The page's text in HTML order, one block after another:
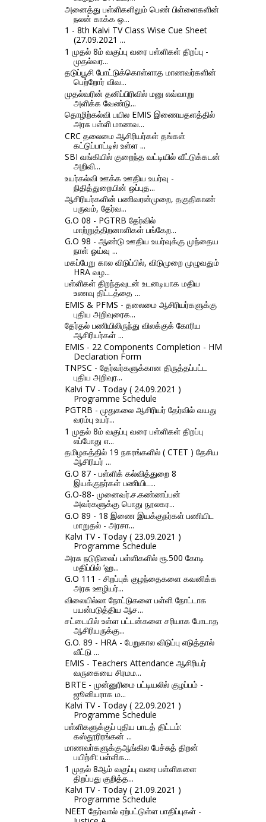
அனைத்து பள்ளிகளிலும் பெண் பிள்ளைகளின்
நலன் காக்க ஒ...
1 - 8th Kalvi TV Class Wise Cue Sheet
(27.09.2021 ...
1 முதல் 8ம் வகுப்பு வரை பள்ளிகள் திறப்பு -
முதல்வர...
தடுப்பூசி போட்டுக்கொள்ளாத மாணவர்களின்
பெற்றோர் விவ...
முதல்வரின் தனிப்பிரிவில் மனு எவ்வாறு
அளிக்க வேண்டு...
தொழிற்கல்வி பயில EMIS இணையதளத்தில்
அரசு பள்ளி மாணவ...
CRC தலைமை ஆசிரியர்கள் தங்கள்
கட்டுப்பாட்டில் உள்ள ...
SBI வங்கியில் குறைந்த வட்டியில் வீட்டுக்கடன்
அறிவி...
உயர்கல்வி ஊக்க ஊதிய உயர்வு -
நிதித்துறையின் ஒப்புத...
ஆசிரியர்களின் பணிவரன்முறை, தகுதிகாண்
பருவம், தேர்வ...
G.O 08 - PGTRB தேர்வில்
மாற்றுத்திறனாளிகள் பங்கேற...
G.O 98 - ஆண்டு ஊதிய உயர்வுக்கு முந்தைய
நாள் ஓய்வு ...
மகப்பேறு கால விடுப்பில், விடுமுறை முழுவதும்
HRA வழ...
பள்ளிகள் திறந்தவுடன் உடனடியாக மதிய
உணவு திட்டத்தை ...
EMIS & PFMS - தலைமை ஆசிரியர்களுக்கு
புதிய அறிவுரைக...
தேர்தல் பணியிலிருந்து விலக்குக் கோரிய
ஆசிரியர்கள் ...
EMIS - 22 Components Completion - HM
Declaration Form
TNPSC - தேர்வர்களுக்கான திருத்தப்பட்ட
புதிய அறிவுர...
Kalvi TV - Today ( 24.09.2021 )
Programme Schedule
PGTRB - முதுகலை ஆசிரியர் தேர்வில் வயது
வரம்பு உயர்...
1 முதல் 8ம் வகுப்பு வரை பள்ளிகள் திறப்பு
எப்போது எ...
தமிழகத்தில் 19 நகரங்களில் ( CTET ) தேசிய
ஆசிரியர் ...
G.O 87 - பள்ளிக் கல்வித்துறை 8
இயக்குநர்கள் பணியிட...
G.O-88- முனைவர்.ச.கண்ணப்பன்
அவர்களுக்கு பொது நூலகர...
G.O 89 - 18 இணை இயக்குநர்கள் பணியிட
மாறுதல் - அரசா...
Kalvi TV - Today ( 23.09.2021 )
Programme Schedule
அரசு நடுநிலைப் பள்ளிகளில் ரூ.500 கோடி
மதிப்பில் ‘ஹ...
G.O 111 - சிறப்புக் குழந்தைகளை கவனிக்க
அரசு ஊழியர்...
விலையில்லா நோட்டுகளை பள்ளி நோட்டாக
பயன்படுத்திய ஆச...
சட்டையில் உள்ள பட்டன்களை சரியாக போடாத
ஆசிரியருக்கு...
G.O. 89 - HRA - பேறுகால விடுப்பு எடுத்தால்
வீட்டு ...
EMIS - Teachers Attendance ஆசிரியர்
வருகையை சிரமம...
BRTE - முன்னுரிமை பட்டியலில் குழப்பம் -
ஜூனியராக ம...
Kalvi TV - Today ( 22.09.2021 )
Programme Schedule
பள்ளிகளுக்குப் புதிய பாடத் திட்டம்:
கஸ்தூரிரங்கன் ...
மாணவா்களுக்குஆங்கில பேச்சுத் திறன்
பயிற்சி: பள்ளிக...
1 முதல் 8ஆம் வகுப்பு வரை பள்ளிகளை
திறப்பது குறித்த...
Kalvi TV - Today ( 21.09.2021 )
Programme Schedule
NEET தேர்வால் ஏற்பட்டுள்ள பாதிப்புகள் -